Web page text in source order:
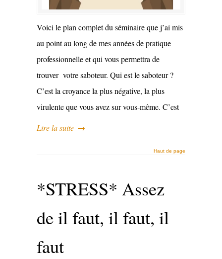
Voici le plan complet du séminaire que j’ai mis
au point au long de mes années de pratique
professionnelle et qui vous permettra de
trouver votre saboteur. Qui est le saboteur ?
C’est la croyance la plus négative, la plus
virulente que vous avez sur vous-même. C’est
Lire la suite →
Haut de page
*STRESS* Assez
de il faut, il faut, il
faut